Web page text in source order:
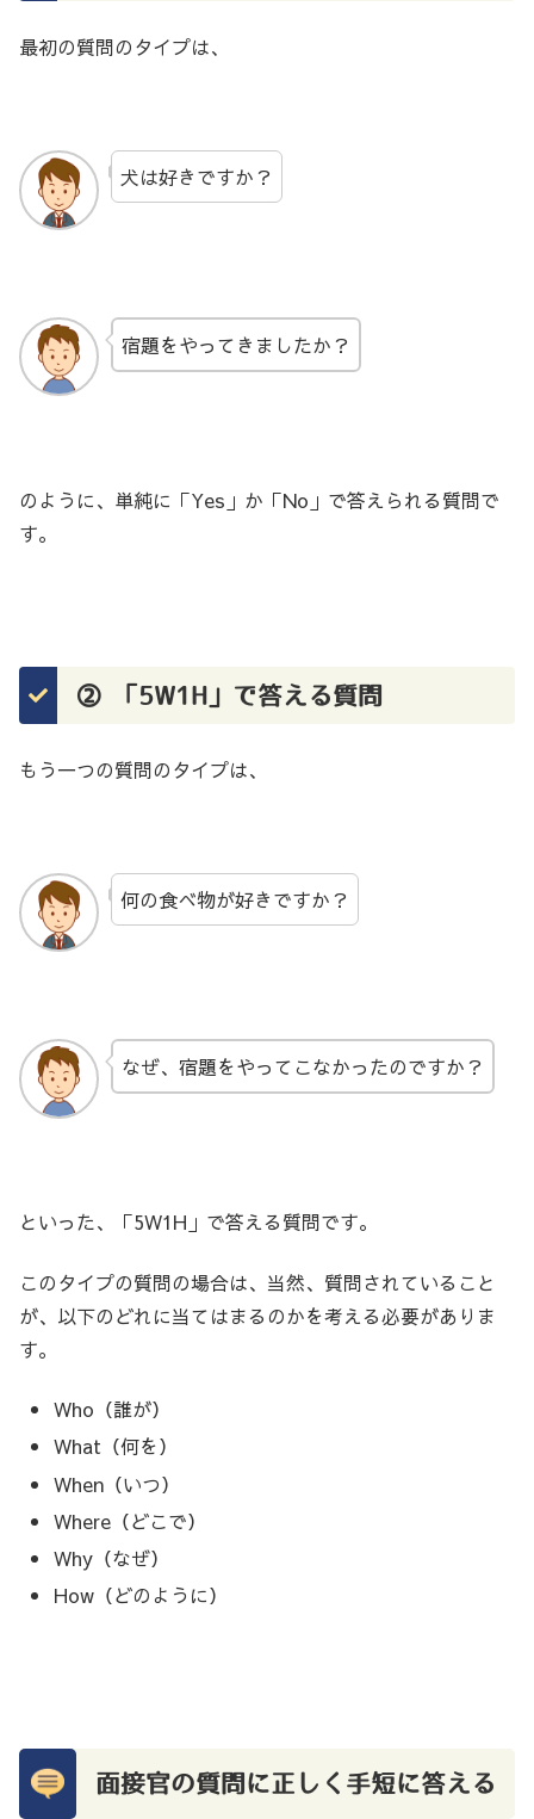
最初の質問のタイプは、
犬は好きですか？
宿題をやってきましたか？
のように、単純に「Yes」か「No」で答えられる質問で
す。
② 「5W1H」で答える質問
もう一つの質問のタイプは、
何の食べ物が好きですか？
なぜ、宿題をやってこなかったのですか？
といった、「5W1H」で答える質問です。
このタイプの質問の場合は、当然、質問されていること
が、以下のどれに当てはまるのかを考える必要がありま
す。
Who（誰が）
What（何を）
When（いつ）
Where（どこで）
Why（なぜ）
How（どのように）
面接官の質問に正しく手短に答える